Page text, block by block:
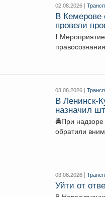
02.08.2026 |
В Кемерове
провели
❗️
03.08.2026 |
В Ленинск-
назначил
мотоциклом
🚔При
обратили
03.08.2026 |
Уйти от